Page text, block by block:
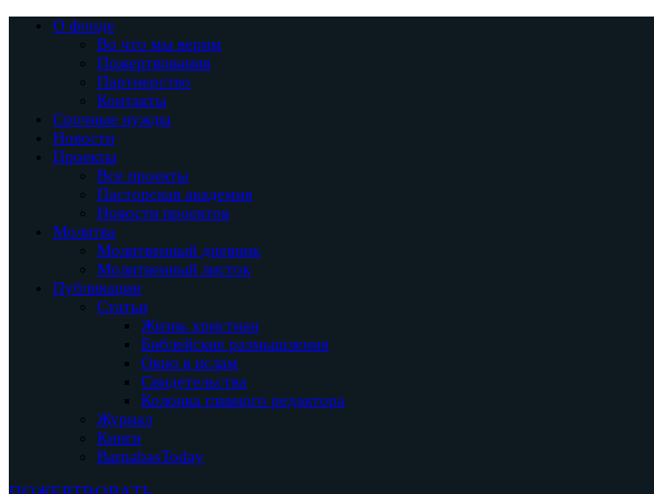
О фонде
Во что мы верим
Пожертвования
Партнерство
Контакты
Срочные нужды
Новости
Проекты
Все проекты
Пасторская академия
Новости проектов
Молитва
Молитвенный дневник
Молитвенный листок
Публикации
Статьи
Жизнь христиан
Библейские размышления
Окно в ислам
Свидетельства
Колонка главного редактора
Журнал
Книги
BarnabasToday